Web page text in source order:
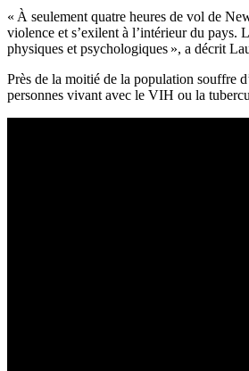
« À seulement quatre heures de vol de
violence et s’exilent à l’intérieur du pays.
physiques et psychologiques », a décrit
Près de la moitié de la population souffre
personnes vivant avec le VIH ou la